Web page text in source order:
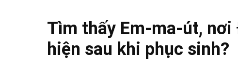
Tìm thấy Em-ma-út,
hiện sau khi phục sinh?